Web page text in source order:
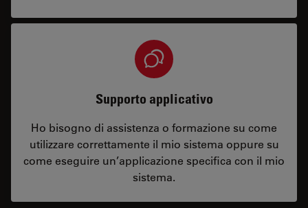
Supporto applicativo
Ho bisogno di assistenza o formazione su come
utilizzare correttamente il mio sistema oppure su
come eseguire un’applicazione specifica con il mio
sistema.